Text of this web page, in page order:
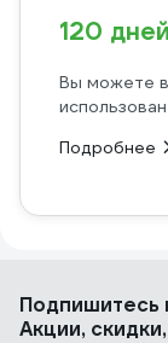
120
Вы можете
использован
Подробнее
Подпишитесь
Акции,